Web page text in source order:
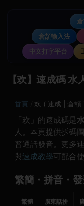
倉頡輸入法
中文打字平台
【欢】速成碼
首頁 欢 ( 速成 | 倉頡
「欢」的速成碼是
人。本頁提供拆碼
普通話發音。更多速
與速成教學可配合使
繁簡・拼音・
繁體
廣東話拼